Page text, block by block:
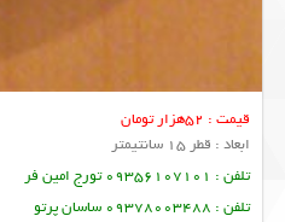
قیمت : 52هزار تومان
ابعاد : قطر 15 سانتیمتر
تلفن : 09356107101 تورج امین فر
تلفن : 09378003488 ساسان پرتو